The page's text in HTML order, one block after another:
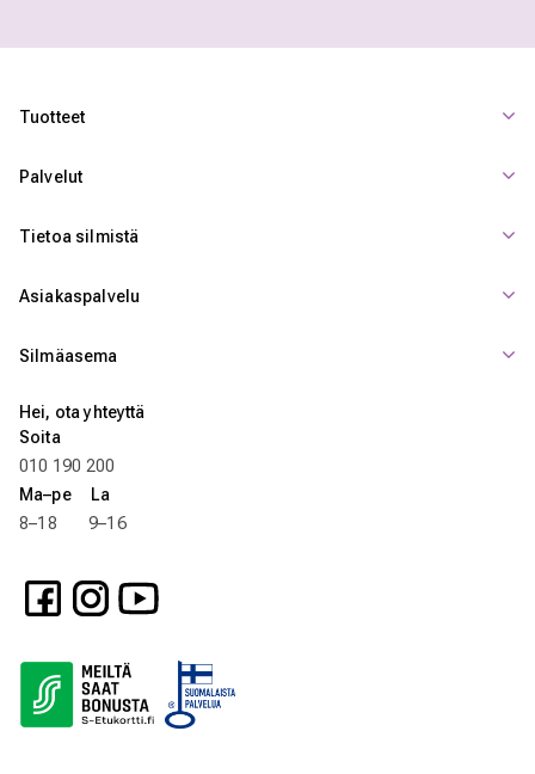
Tuotteet
Palvelut
Tietoa silmistä
Asiakaspalvelu
Silmäasema
Hei, ota yhteyttä
Soita
010 190 200
Ma–pe La
8–18 9–16